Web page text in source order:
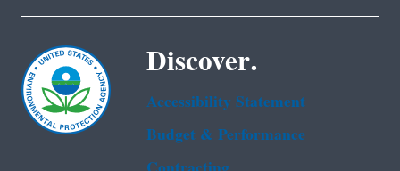
Discover.
Accessibility Statement
Budget & Performance